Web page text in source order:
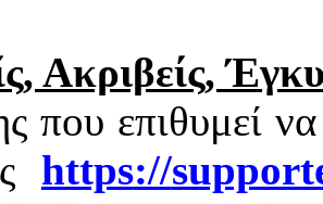
Ακριβείς,
που επιθυμεί να
https://